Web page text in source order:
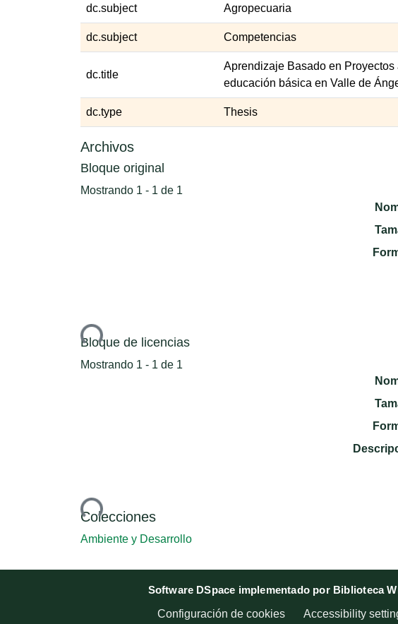
dc.subject Agropecuaria
dc.subject Competencias
dc.title
Aprendizaje Basado en
educación básica en Valle de
dc.type Thesis
Archivos
Bloque original
Mostrando 1 - 1 de 1
Cargando...
Bloque de licencias
Mostrando 1 - 1 de 1
Cargando...
Colecciones
Ambiente y Desarrollo
Software DSpace implementado por Biblioteca
Configuración de cookies
Accessibility